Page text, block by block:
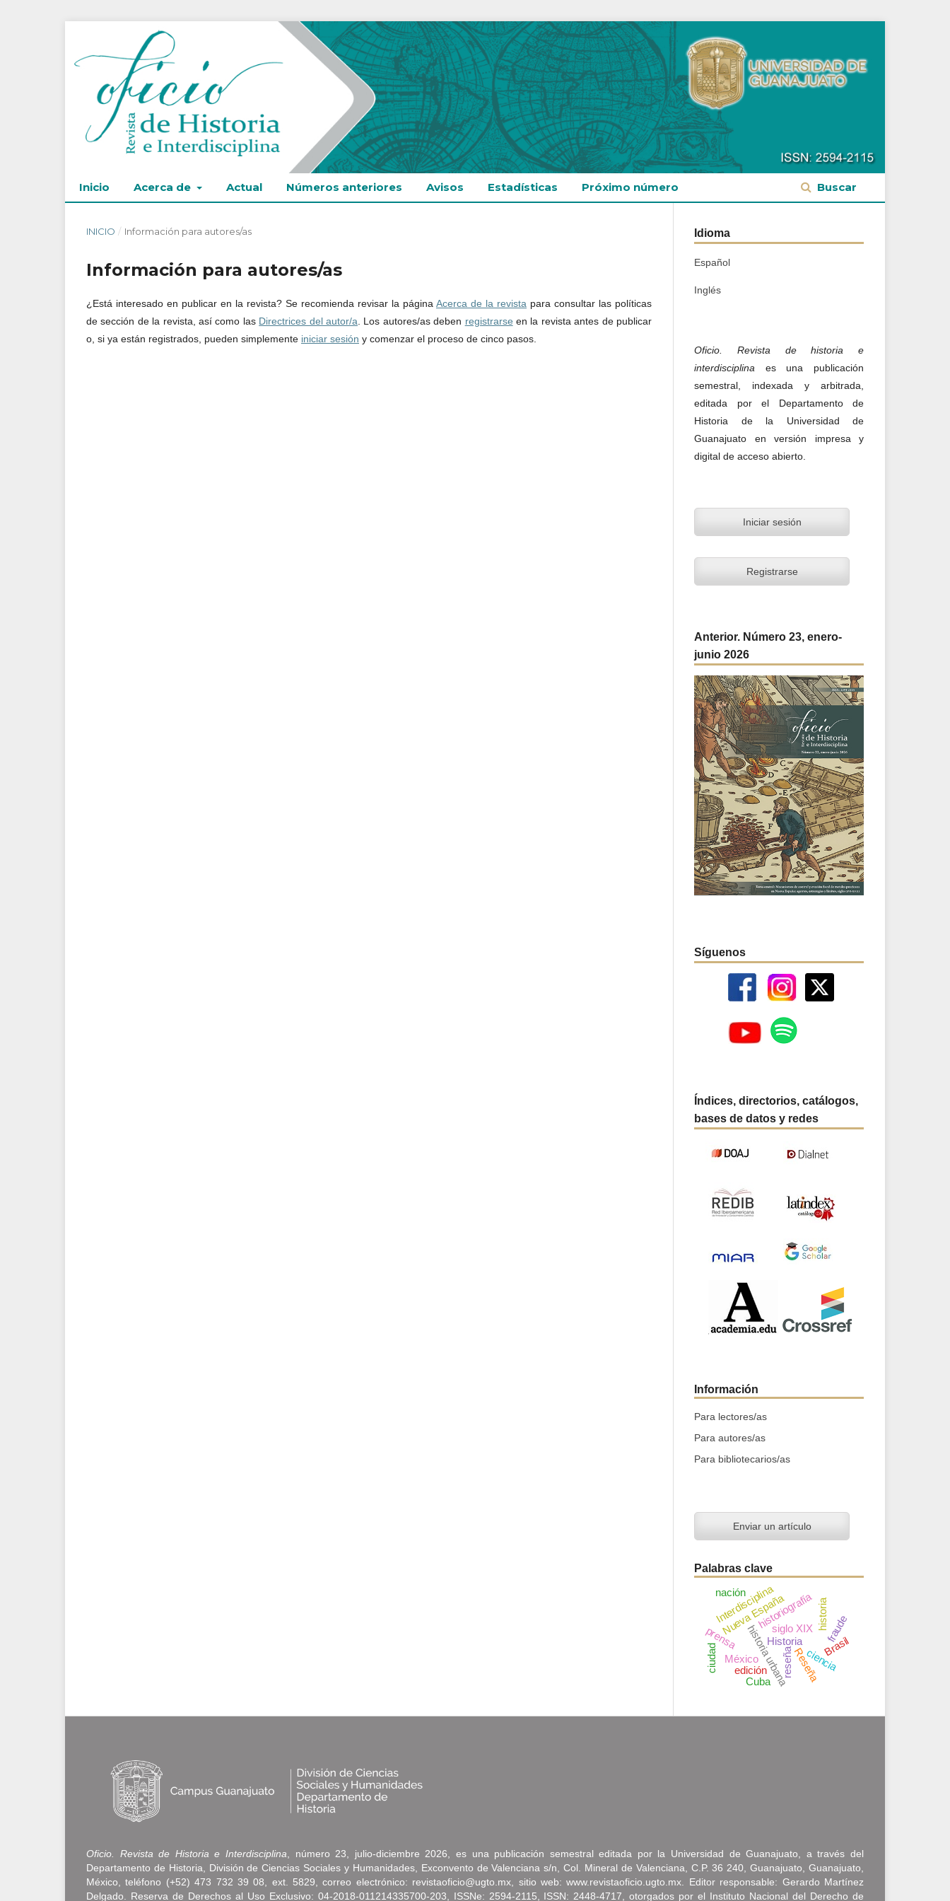
Inicio Acerca de Actual Números anteriores Avisos Estadísticas Próximo número Buscar
INICIO / Información para autores/as
Información para autores/as
¿Está interesado en publicar en la revista? Se recomienda revisar la página Acerca de la revista para consultar las políticas
de sección de la revista, así como las Directrices del autor/a . Los autores/as deben registrarse en la revista antes de publicar
o, si ya están registrados, pueden simplemente iniciar sesión y comenzar el proceso de cinco pasos.
Idioma
Español
Inglés
Oficio. Revista de historia e
interdisciplina es una publicación
semestral, indexada y arbitrada,
editada por el Departamento de
Historia de la Universidad de
Guanajuato en versión impresa y
digital de acceso abierto.
Iniciar sesión
Registrarse
Anterior. Número 23, enero-
junio 2026
Síguenos
Índices, directorios, catálogos,
bases de datos y redes
Información
Para lectores/as
Para autores/as
Para bibliotecarios/as
Enviar un artículo
Palabras clave
México
Historia
historiografía
siglo XIX
Nueva España
historia urbana
historia
reseñaReseña
Interdisciplina
ciencia
prensa fraude
ciudad Brasil
edición
Cuba
nación
Oficio. Revista de Historia e Interdisciplina , número 23, julio-diciembre 2026, es una publicación semestral editada por la Universidad de Guanajuato, a través del
Departamento de Historia, División de Ciencias Sociales y Humanidades, Exconvento de Valenciana s/n, Col. Mineral de Valenciana, C.P. 36 240, Guanajuato, Guanajuato,
México, teléfono (+52) 473 732 39 08, ext. 5829, correo electrónico: revistaoficio@ugto.mx, sitio web: www.revistaoficio.ugto.mx. Editor responsable: Gerardo Martínez
Delgado. Reserva de Derechos al Uso Exclusivo: 04-2018-011214335700-203, ISSNe: 2594-2115, ISSN: 2448-4717, otorgados por el Instituto Nacional del Derecho de